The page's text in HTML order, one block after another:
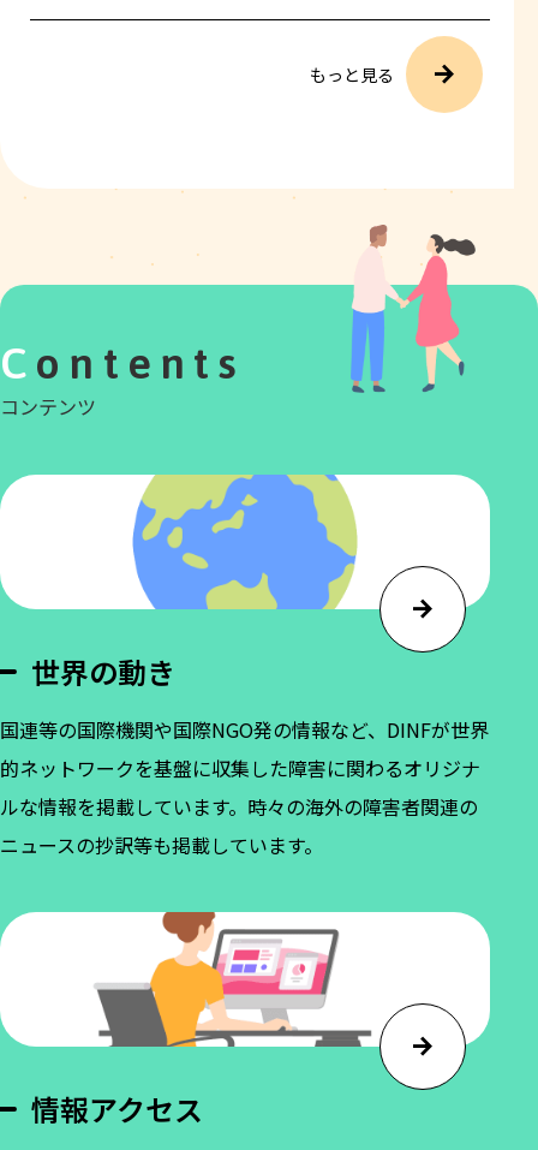
もっと見る
Contents
コンテンツ
世界の動き
国連等の国際機関や国際NGO発の情報など、DINFが世界
的ネットワークを基盤に収集した障害に関わるオリジナ
ルな情報を掲載しています。時々の海外の障害者関連の
ニュースの抄訳等も掲載しています。
情報アクセス